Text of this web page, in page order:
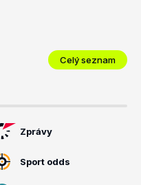
Celý seznam
Zprávy
Sport odds